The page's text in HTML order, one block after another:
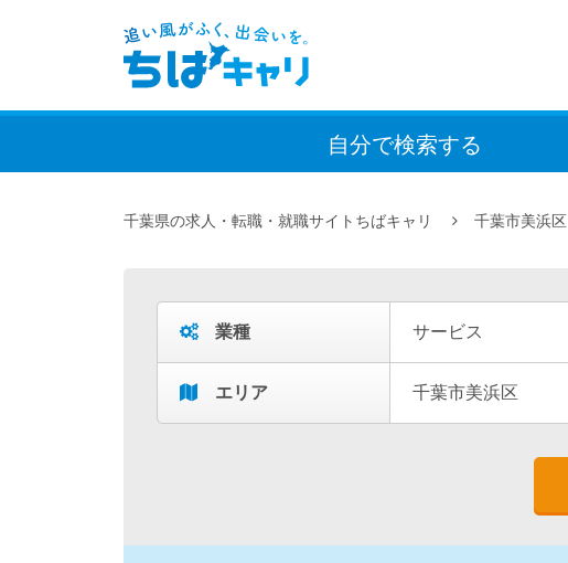
自分で検索する
千葉県の求人・転職・就職サイトちばキャリ 千葉市美浜区
業種 サービス
エリア 千葉市美浜区